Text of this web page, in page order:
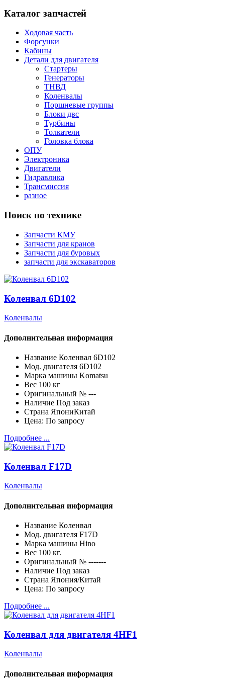
Каталог запчастей
Ходовая часть
Форсунки
Кабины
Детали для двигателя
Стартеры
Генераторы
ТНВД
Коленвалы
Поршневые группы
Блоки двс
Турбины
Толкатели
Головка блока
ОПУ
Электроника
Двигатели
Гидравлика
Трансмиссия
разное
Поиск по технике
Запчасти КМУ
Запчасти для кранов
Запчасти для буровых
запчасти для экскаваторов
Коленвал 6D102
Коленвалы
Дополнительная информация
Название Коленвал 6D102
Мод. двигателя 6D102
Марка машины Komatsu
Вес 100 кг
Оригинальный № ---
Наличие Под заказ
Страна ЯпониКитай
Цена: По запросу
Подробнее ...
Коленвал F17D
Коленвалы
Дополнительная информация
Название Коленвал
Мод. двигателя F17D
Марка машины Hino
Вес 100 кг.
Оригинальный № -------
Наличие Под заказ
Страна Япония/Китай
Цена: По запросу
Подробнее ...
Коленвал для двигателя 4HF1
Коленвалы
Дополнительная информация